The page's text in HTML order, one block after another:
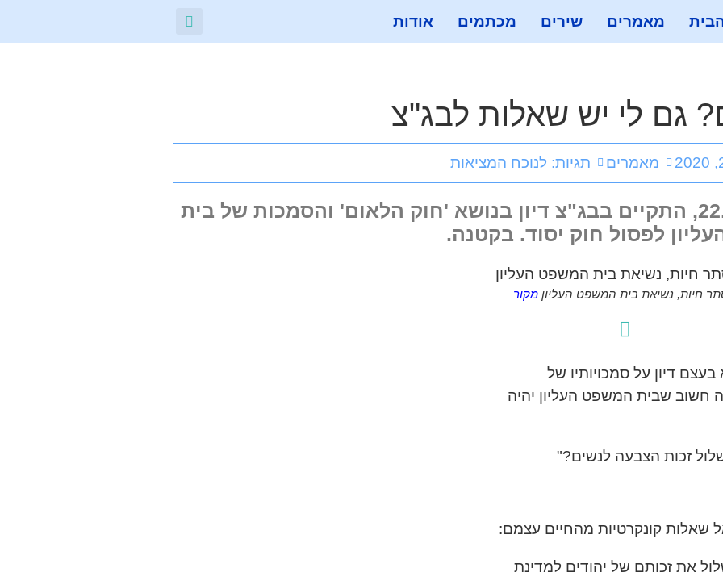
מאמרים שירים מכתמים אודות
גם לי יש שאלות לבג"צ
מאמרים תגיות: לנוכח המציאות
ביום שלישי, ז' בטבת תשפ"א, 22.12.2020, התקיים בבג"צ דיון בנושא 'חוק הלאום' והסמכות של בית
לפסול חוק יסוד. בקטנה.
חיות, נשיאת בית המשפט העליון מקור
שהוא בעצם דיון על סמכויותיו של
חשוב שבית המשפט העליון יהיה
זכות הצבעה לנשים?"
שאלות קונקרטיות מהחיים עצמם:
את זכותם של יהודים למדינת